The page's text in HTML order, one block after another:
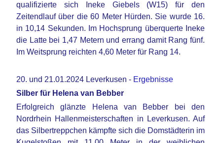
qualifizierte sich Ineke Giebels (W15) für den
Zeitendlauf über die 60 Meter Hürden. Sie wurde 16.
in 10,14 Sekunden. Im Hochsprung überquerte Ineke
die Latte bei 1,47 Metern und errang damit Rang fünf.
Im Weitsprung reichten 4,60 Meter für Rang 14.
20. und 21.01.2024 Leverkusen - Ergebnisse
Silber für Helena van Bebber
Erfolgreich glänzte Helena van Bebber bei den
Nordrhein Hallenmeisterschaften in Leverkusen. Auf
das Silbertreppchen kämpfte sich die Domstädterin im